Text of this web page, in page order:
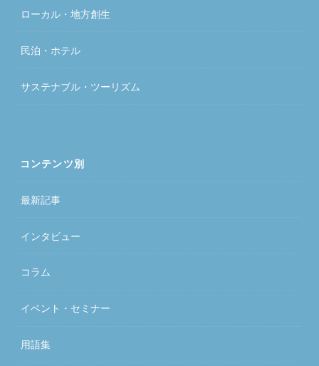
ローカル・地方創生
民泊・ホテル
サステナブル・ツーリズム
コンテンツ別
最新記事
インタビュー
コラム
イベント・セミナー
用語集